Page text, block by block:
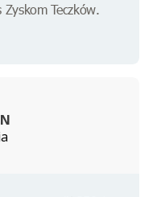
Teczków.